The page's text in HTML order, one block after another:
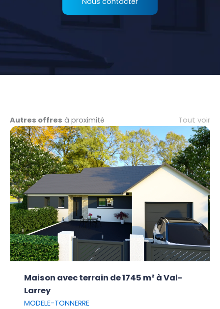
Autres offres à proximité Tout voir
Maison avec terrain de 1745 m² à Val-
Larrey
MODELE-TONNERRE